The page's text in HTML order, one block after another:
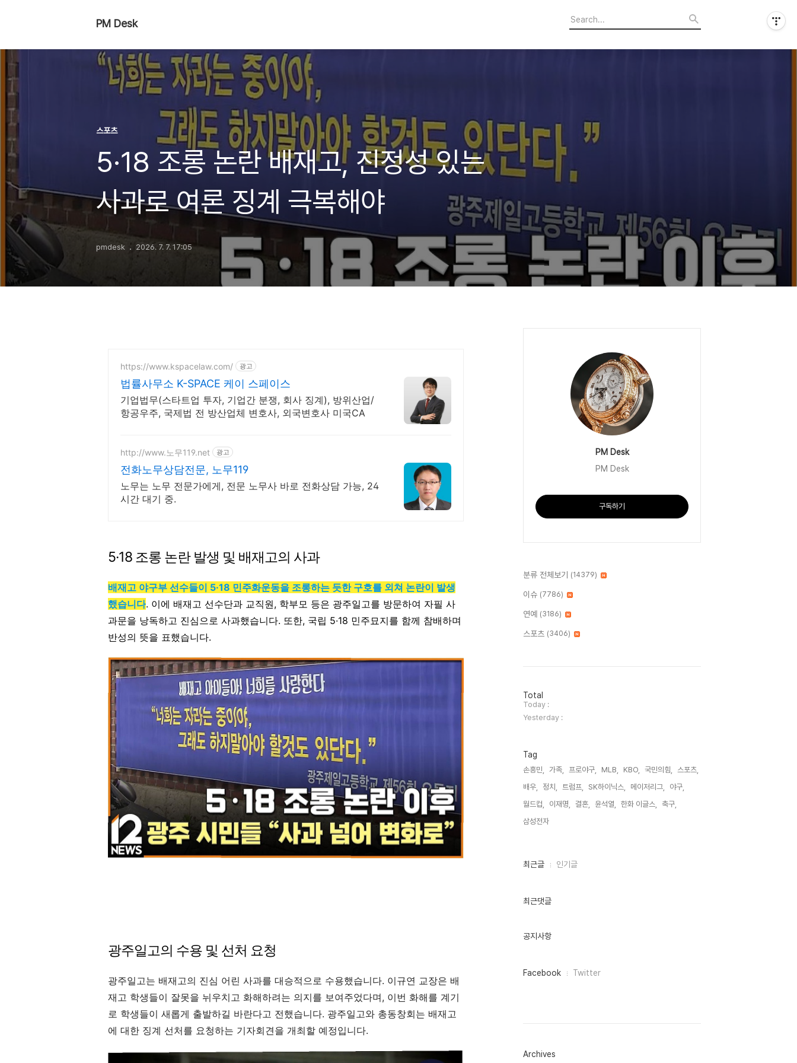
PM Desk
스포츠
5·18 조롱 논란 배재고, 진정성 있는
사과로 여론 징계 극복해야
pmdesk 2026. 7. 7. 17:05
https://www.kspacelaw.com/ 광고
법률사무소 K-SPACE 케이 스페이스
기업법무(스타트업 투자, 기업간 분쟁, 회사 징계), 방위산업/
항공우주, 국제법 전 방산업체 변호사, 외국변호사 미국CA
http://www.노무119.net 광고
전화노무상담전문, 노무119
노무는 노무 전문가에게, 전문 노무사 바로 전화상담 가능, 24
시간 대기 중.
5·18 조롱 논란 발생 및 배재고의 사과
배재고 야구부 선수들이 5·18 민주화운동을 조롱하는 듯한 구호를 외쳐 논란이 발생
했습니다. 이에 배재고 선수단과 교직원, 학부모 등은 광주일고를 방문하여 자필 사
과문을 낭독하고 진심으로 사과했습니다. 또한, 국립 5·18 민주묘지를 함께 참배하며
반성의 뜻을 표했습니다.
광주일고의 수용 및 선처 요청
광주일고는 배재고의 진심 어린 사과를 대승적으로 수용했습니다. 이규연 교장은 배
재고 학생들이 잘못을 뉘우치고 화해하려는 의지를 보여주었다며, 이번 화해를 계기
로 학생들이 새롭게 출발하길 바란다고 전했습니다. 광주일고와 총동창회는 배재고
에 대한 징계 선처를 요청하는 기자회견을 개최할 예정입니다.
PM Desk
PM Desk
구독하기
분류 전체보기 (14379)
이슈 (7786)
연예 (3186)
스포츠 (3406)
방
문
자
수
Total
Today :
Yesterday :
Tag
손흥민, 가족, 프로야구, MLB, KBO, 국민의힘,
스포츠,
배우,
정치, 트럼프, SK하이닉스, 메이저리그,
야구,
월드컵,
이재명, 결혼, 윤석열, 한화 이글스,
축구,
삼성전자,
최
인
최근글 인기글
최근댓글
공지사항
페
그
Facebook Twitter
Archives